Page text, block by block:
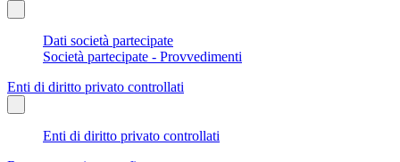
Dati società partecipate
Società partecipate - Provvedimenti
Enti di diritto privato controllati
Enti di diritto privato controllati